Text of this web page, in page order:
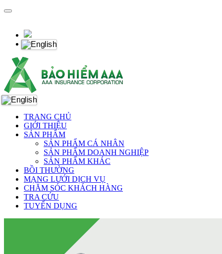
TRANG CHỦ
GIỚI THIỆU
SẢN PHẨM
SẢN PHẨM CÁ NHÂN
SẢN PHẨM DOANH NGHIỆP
SẢN PHẨM KHÁC
BỒI THƯỜNG
MẠNG LƯỚI DỊCH VỤ
CHĂM SÓC KHÁCH HÀNG
TRA CỨU
TUYỂN DỤNG